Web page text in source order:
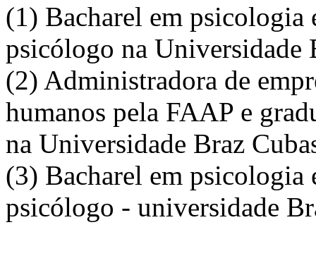
(1) Bacharel em psicologia
psicólogo na Universidade
(2) Administradora de
humanos pela FAAP e
na Universidade Braz
(3) Bacharel em psicologia
psicólogo - universidade